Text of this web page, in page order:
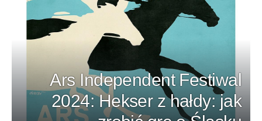
Ars Independent Festiwal
2024: Hekser z hałdy: jak